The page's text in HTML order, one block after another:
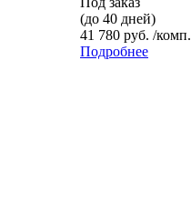
(до 40 дней)
41 780 руб. /комп.
Подробнее